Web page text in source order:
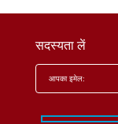
सदस्यता लें